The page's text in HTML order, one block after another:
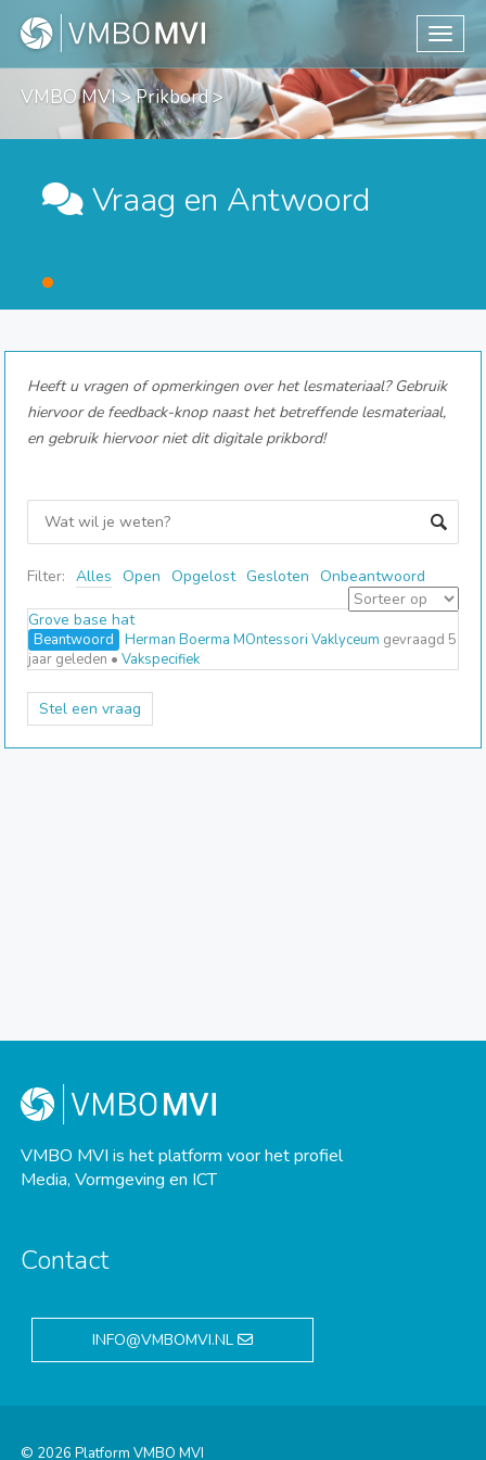
VMBO MVI>Prikbord>
Vraag en Antwoord
Heeft u vragen of opmerkingen over het lesmateriaal? Gebruik
hiervoor de feedback-knop naast het betreffende lesmateriaal,
en gebruik hiervoor niet dit digitale prikbord!
Filter: Alles Open Opgelost Gesloten Onbeantwoord
Grove base hat
Beantwoord Herman Boerma MOntessori Vaklyceum gevraagd 5
jaar geleden •Vakspecifiek
Stel een vraag
VMBO MVI is het platform voor het profiel
Media, Vormgeving en ICT
Contact
INFO@VMBOMVI.NL
© 2026 Platform VMBO MVI